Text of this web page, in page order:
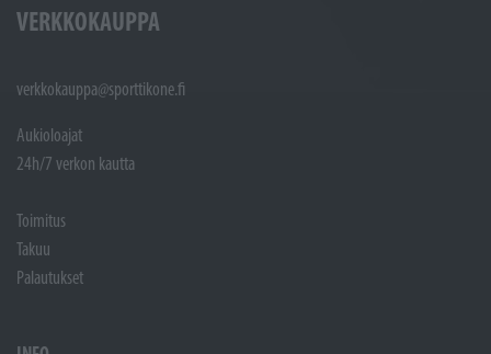
VERKKOKAUPPA
verkkokauppa@sporttikone.fi
Aukioloajat
24h/7 verkon kautta
Toimitus
Takuu
Palautukset